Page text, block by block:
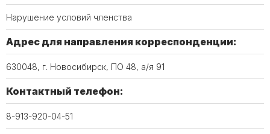
Нарушение условий членства
Адрес для направления корреспонденции:
630048, г. Новосибирск, ПО 48, а/я 91
Контактный телефон:
8-913-920-04-51